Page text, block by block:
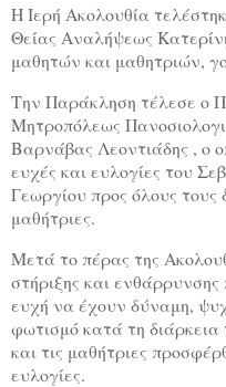
Η Ιερή Ακολουθία
Θείας Αναλήψεως
μαθητών και μαθητριών,
Την Παράκληση τέλεσε ο
Μητροπόλεως
Βαρνάβας Λεοντιάδης , ο
ευχές και ευλογίες του
Γεωργίου προς όλους τους
μαθήτριες.
Μετά το πέρας της
στήριξης και
ευχή να έχουν δύναμη,
φωτισμό κατά τη
και τις μαθήτριες
ευλογίες.